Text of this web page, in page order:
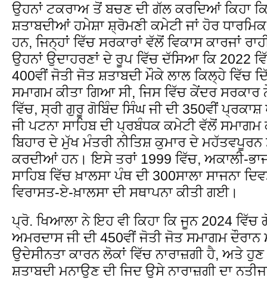
ਉਹਨਾਂ ਟਕਰਾਅ ਤੋਂ ਬਚਣ ਦੀ ਗੱਲ ਕਰਦਿਆਂ ਕਿਹਾ
ਸ਼ਤਾਬਦੀਆਂ ਹਮੇਸ਼ਾ ਸ਼੍ਰੋਮਣੀ ਕਮੇਟੀ ਜਾਂ ਹੋਰ
ਹਨ, ਜਿਨ੍ਹਾਂ ਵਿੱਚ ਸਰਕਾਰਾਂ ਵੱਲੋਂ ਵਿਕਾਸ ਕਾਰਜਾਂ
ਉਹਨਾਂ ਉਦਾਹਰਣਾਂ ਦੇ ਰੂਪ ਵਿੱਚ ਦੱਸਿਆ ਕਿ 2022
400ਵੀਂ ਜੋਤੀ ਜੋਤ ਸ਼ਤਾਬਦੀ ਮੌਕੇ ਲਾਲ ਕਿਲ੍ਹੇ ਵਿੱਚ
ਸਮਾਗਮ ਕੀਤਾ ਗਿਆ ਸੀ, ਜਿਸ ਵਿੱਚ ਕੇਂਦਰ ਸਰਕਾਰ
ਵਿੱਚ, ਸ੍ਰੀ ਗੁਰੂ ਗੋਬਿੰਦ ਸਿੰਘ ਜੀ ਦੀ 350ਵੀਂ
ਜੀ ਪਟਨਾ ਸਾਹਿਬ ਦੀ ਪ੍ਰਬੰਧਕ ਕਮੇਟੀ ਵੱਲੋਂ ਸਮਾਗਮ
ਬਿਹਾਰ ਦੇ ਮੁੱਖ ਮੰਤਰੀ ਨੀਤਿਸ਼ ਕੁਮਾਰ ਦੇ
ਕਰਦੀਆਂ ਹਨ। ਇਸੇ ਤਰਾਂ 1999 ਵਿੱਚ, ਅਕਾਲੀ-
ਸਾਹਿਬ ਵਿੱਚ ਖ਼ਾਲਸਾ ਪੰਥ ਦੀ 300ਸਾਲਾ ਸਾਜਨਾ
ਵਿਰਾਸਤ-ਏ-ਖ਼ਾਲਸਾ ਦੀ ਸਥਾਪਨਾ ਕੀਤੀ ਗਈ।
ਪ੍ਰੋ. ਖਿਆਲਾ ਨੇ ਇਹ ਵੀ ਕਿਹਾ ਕਿ ਜੂਨ 2024 ਵਿੱਚ
ਅਮਰਦਾਸ ਜੀ ਦੀ 450ਵੀਂ ਜੋਤੀ ਜੋਤ ਸਮਾਗਮ
ਉਦੇਸੀਨਤਾ ਕਾਰਨ ਲੋਕਾਂ ਵਿੱਚ ਨਾਰਾਜ਼ਗੀ ਹੈ, ਅਤੇ
ਸ਼ਤਾਬਦੀ ਮਨਾਉਣ ਦੀ ਜਿਦ ਉਸੇ ਨਾਰਾਜ਼ਗੀ ਦਾ